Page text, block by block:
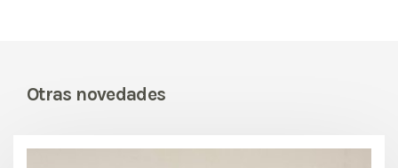
Otras novedades